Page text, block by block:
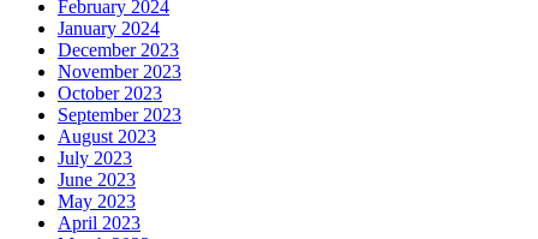
February 2024
January 2024
December 2023
November 2023
October 2023
September 2023
August 2023
July 2023
June 2023
May 2023
April 2023